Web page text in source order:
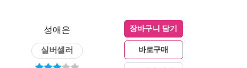
성애은
실버셀러
장바구니 담기
바로구매